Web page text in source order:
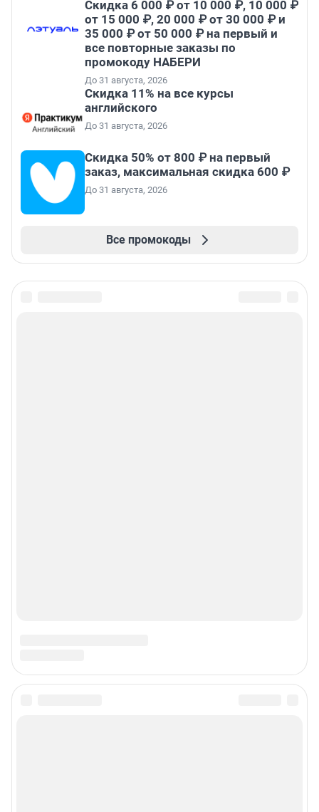
Скидка 6 000 ₽ от 10 000 ₽, 10 000 ₽
от 15 000 ₽, 20 000 ₽ от 30 000 ₽ и
35 000 ₽ от 50 000 ₽ на первый и
все повторные заказы по
промокоду НАБЕРИ
До 31 августа, 2026
Скидка 11% на все курсы
английского
До 31 августа, 2026
Скидка 50% от 800 ₽ на первый
заказ, максимальная скидка 600 ₽
До 31 августа, 2026
Все промокоды